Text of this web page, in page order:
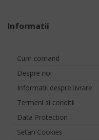
Informatii
Cum comand
Despre noi
Informatii despre livrare
Termeni si conditii
Data Protection
Setari Cookies